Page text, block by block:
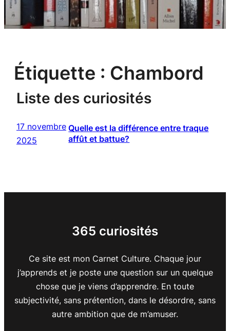
Étiquette : Chambord
Liste des curiosités
17 novembre
2025
Quelle est la différence entre traque
affût et battue?
365 curiosités
Ce site est mon Carnet Culture. Chaque jour
j’apprends et je poste une question sur un quelque
chose que je viens d’apprendre. En toute
subjectivité, sans prétention, dans le désordre, sans
autre ambition que de m’amuser.